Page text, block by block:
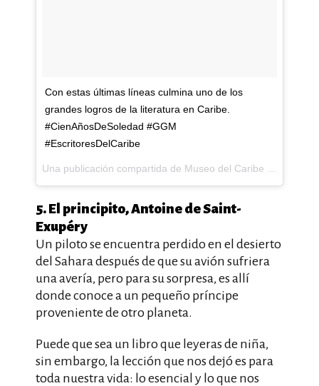
Con estas últimas líneas culmina uno de los
grandes logros de la literatura en Caribe.
#CienAñosDeSoledad #GGM
#EscritoresDelCaribe
5. El principito, ‎Antoine de Saint-
Exupéry
Un piloto se encuentra perdido en el desierto
del Sahara después de que su avión sufriera
una avería, pero para su sorpresa, es allí
donde conoce a un pequeño príncipe
proveniente de otro planeta.
Puede que sea un libro que leyeras de niña,
sin embargo, la lección que nos dejó es para
toda nuestra vida: lo esencial y lo que nos